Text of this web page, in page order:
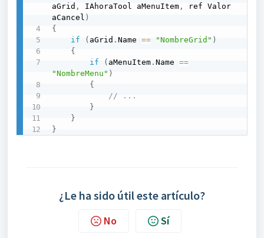
aGrid , IAhoraTool aMenuItem ,
ref Valor
aCancel )
{
if
(aGrid .Name == "NombreGrid" )
{
if
(aMenuItem .Name ==
"NombreMenu" )
{
// ...
}
}
}
¿Le ha sido útil este artículo?
No Sí